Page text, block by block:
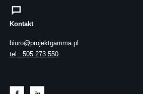
Kontakt
biuro@projektgamma.pl
tel.: 505 273 550